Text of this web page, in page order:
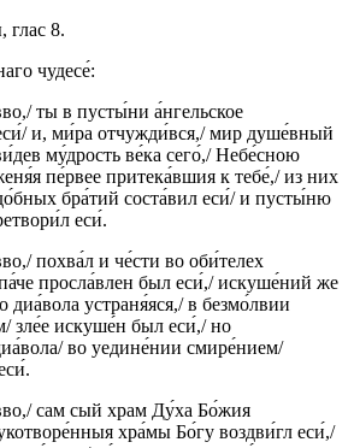
глас 8.
чудесе́:
ты в пусты́ни а́нгельское
и, ми́ра отчужди́вся,/ мир душе́вный
му́дрость ве́ка сего́,/ Небе́сною
пе́рвее притека́вшия к тебе́,/ из них
бра́тий соста́вил еси́/ и пусты́ню
еси́.
похва́л и че́сти во оби́телех
просла́влен был еси́,/ искуше́ний же
диа́вола устраня́яся,/ в безмо́лвии
зле́е искуше́н был еси́,/ но
во уедине́нии смире́нием/
сам сый храм Ду́ха Бо́жия
хра́мы Бо́гу воздви́гл еси́,/